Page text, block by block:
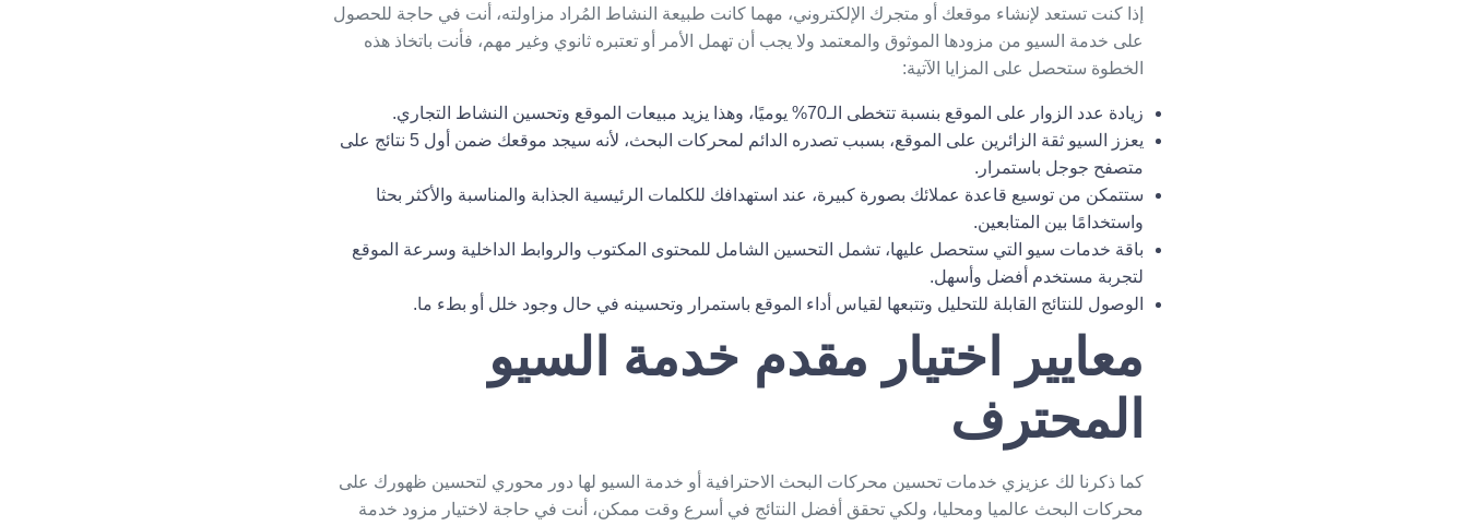
إذا كنت تستعد لإنشاء موقعك أو متجرك الإلكتروني، مهما كانت طبيعة النشاط المُراد مزاولته، أنت في حاجة للحصول
على خدمة السيو من مزودها الموثوق والمعتمد ولا يجب أن تهمل الأمر أو تعتبره ثانوي وغير مهم، فأنت باتخاذ هذه
الخطوة ستحصل على المزايا الآتية:
زيادة عدد الزوار على الموقع بنسبة تتخطى الـ70% يوميًا، وهذا يزيد مبيعات الموقع وتحسين النشاط التجاري.
يعزز السيو ثقة الزائرين على الموقع، بسبب تصدره الدائم لمحركات البحث، لأنه سيجد موقعك ضمن أول 5 نتائج على
متصفح جوجل باستمرار.
ستتمكن من توسيع قاعدة عملائك بصورة كبيرة، عند استهدافك للكلمات الرئيسية الجذابة والمناسبة والأكثر بحثا
واستخدامًا بين المتابعين.
باقة خدمات سيو التي ستحصل عليها، تشمل التحسين الشامل للمحتوى المكتوب والروابط الداخلية وسرعة الموقع
لتجربة مستخدم أفضل وأسهل.
الوصول للنتائج القابلة للتحليل وتتبعها لقياس أداء الموقع باستمرار وتحسينه في حال وجود خلل أو بطء ما.
معايير اختيار مقدم خدمة السيو
المحترف
كما ذكرنا لك عزيزي خدمات تحسين محركات البحث الاحترافية أو خدمة السيو لها دور محوري لتحسين ظهورك على
محركات البحث عالميا ومحليا، ولكي تحقق أفضل النتائج في أسرع وقت ممكن، أنت في حاجة لاختيار مزود خدمة